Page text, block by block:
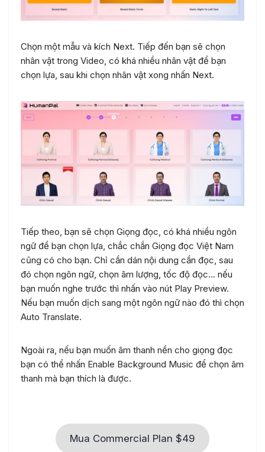
Chọn một mẫu và kích Next. Tiếp đến bạn sẽ chọn
nhân vật trong Video, có khá nhiều nhân vật để bạn
chọn lựa, sau khi chọn nhân vật xong nhấn Next.
Tiếp theo, bạn sẽ chọn Giọng đọc, có khá nhiều ngôn
ngữ để bạn chọn lựa, chắc chắn Giọng đọc Việt Nam
cũng có cho bạn. Chỉ cần dán nội dung cần đọc, sau
đó chọn ngôn ngữ, chọn âm lượng, tốc độ đọc… nếu
bạn muốn nghe trước thì nhấn vào nút Play Preview.
Nếu bạn muốn dịch sang một ngôn ngữ nào đó thì chọn
Auto Translate.
Ngoài ra, nếu bạn muốn âm thanh nền cho giọng đọc
bạn có thể nhấn Enable Background Music để chọn âm
thanh mà bạn thích là được.
Mua Commercial Plan $49